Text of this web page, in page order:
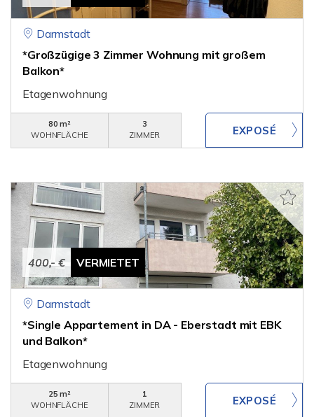
Darmstadt
*Großzügige 3 Zimmer Wohnung mit großem
Balkon*
Etagenwohnung
80 m²
WOHNFLÄCHE
3
ZIMMER
400,- € VERMIETET
Darmstadt
*Single Appartement in DA - Eberstadt mit EBK
und Balkon*
Etagenwohnung
25 m²
WOHNFLÄCHE
1
ZIMMER